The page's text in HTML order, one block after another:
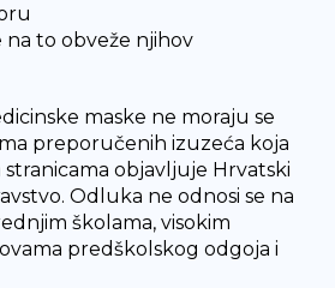
na to obveže njihov
maske ne moraju se
preporučenih izuzeća koja
stranicama objavljuje Hrvatski
Odluka ne odnosi se na
školama, visokim
predškolskog odgoja i